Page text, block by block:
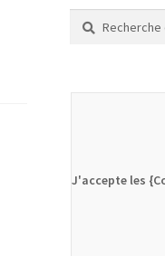
Recherche
pour :
Recherche
J'accepte les